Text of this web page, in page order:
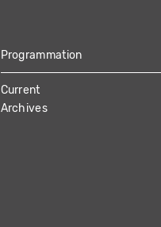
Programmation
Current
Archives